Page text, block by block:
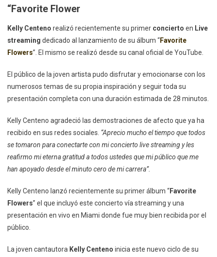
Concierto
Live
Streaming
“Favorite Flower
Kelly Centeno realizó recientemente su primer concierto en Live
streaming dedicado al lanzamiento de su álbum “Favorite
Flowers”. El mismo se realizó desde su canal oficial de YouTube.
El público de la joven artista pudo disfrutar y emocionarse con los
numerosos temas de su propia inspiración y seguir toda su
presentación completa con una duración estimada de 28 minutos.
Kelly Centeno agradeció las demostraciones de afecto que ya ha
recibido en sus redes sociales. “Aprecio mucho el tiempo que todos
se tomaron para conectarte con mi concierto live streaming y les
reafirmo mi eterna gratitud a todos ustedes que mi público que me
han apoyado desde el minuto cero de mi carrera”.
Kelly Centeno lanzó recientemente su primer álbum “Favorite
Flowers” el que incluyó este concierto vía streaming y una
presentación en vivo en Miami donde fue muy bien recibida por el
público.
La joven cantautora Kelly Centeno inicia este nuevo ciclo de su